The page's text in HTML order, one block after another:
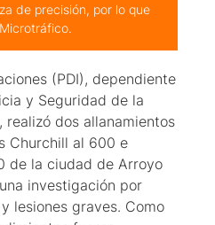
de precisión, por lo que
(PDI), dependiente
y Seguridad de la
realizó dos allanamientos
Churchill al 600 e
de la ciudad de Arroyo
investigación por
lesiones graves. Como